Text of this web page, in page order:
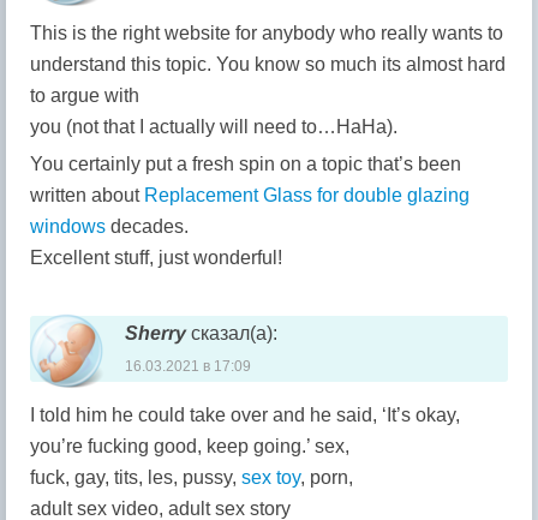
This is the right website for anybody who really wants to
understand this topic. You know so much its almost hard
to argue with
you (not that I actually will need to…HaHa).
You certainly put a fresh spin on a topic that’s been
written about Replacement Glass for double glazing
windows decades.
Excellent stuff, just wonderful!
Sherry сказал(а):
16.03.2021 в 17:09
I told him he could take over and he said, ‘It’s okay,
you’re fucking good, keep going.’ sex,
fuck, gay, tits, les, pussy, sex toy, porn,
adult sex video, adult sex story